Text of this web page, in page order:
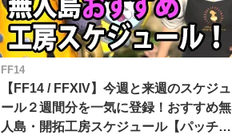
FF14
【FF14 / FFXIV】今週と来週のスケジュ
ール２週間分を一気に登録！おすすめ無
人島・開拓工房スケジュール【パッチ7.x